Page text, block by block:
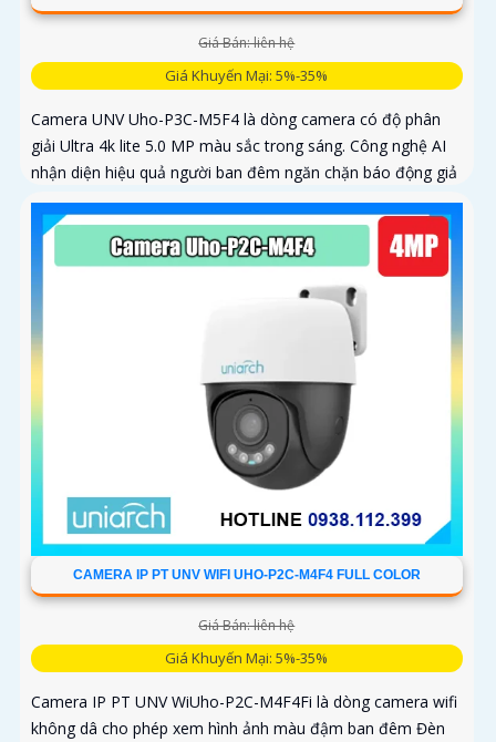
Giá Bán: liên hệ
Giá Khuyến Mại: 5%-35%
Camera UNV Uho-P3C-M5F4 là dòng camera có độ phân
giải Ultra 4k lite 5.0 MP màu sắc trong sáng. Công nghệ AI
nhận diện hiệu quả người ban đêm ngăn chặn báo động giả
CAMERA IP PT UNV WIFI UHO-P2C-M4F4 FULL COLOR
Giá Bán: liên hệ
Giá Khuyến Mại: 5%-35%
Camera IP PT UNV WiUho-P2C-M4F4Fi là dòng camera wifi
không dâ cho phép xem hình ảnh màu đậm ban đêm Đèn